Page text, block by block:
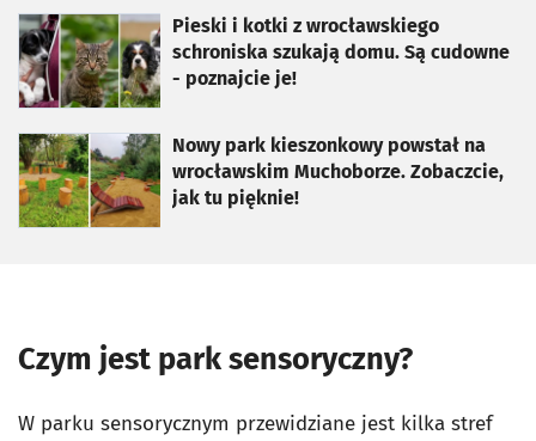
Pieski i kotki z wrocławskiego
schroniska szukają domu. Są cudowne
- poznajcie je!
otworzy się w nowej karcie
Nowy park kieszonkowy powstał na
wrocławskim Muchoborze. Zobaczcie,
jak tu pięknie!
otworzy się w nowej karcie
Czym jest park sensoryczny?
W parku sensorycznym przewidziane jest kilka stref